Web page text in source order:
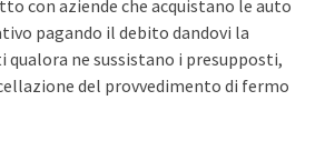
con aziende che acquistano le auto
pagando il debito dandovi la
ne sussistano i presupposti,
del provvedimento di fermo